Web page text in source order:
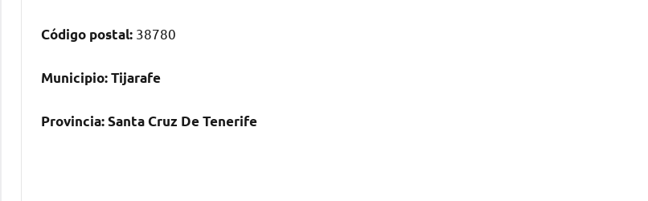
Código postal: 38780
Municipio:Tijarafe
Provincia:Santa Cruz De Tenerife